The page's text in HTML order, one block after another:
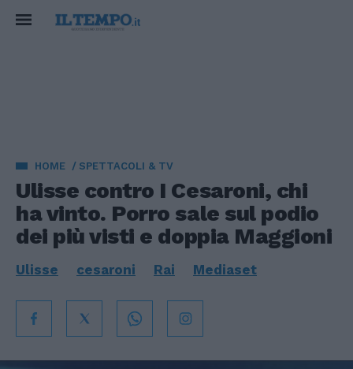
HOME SPETTACOLI & TV
Ulisse contro I Cesaroni, chi
ha vinto. Porro sale sul podio
dei più visti e doppia Maggioni
Ulisse cesaroni Rai Mediaset